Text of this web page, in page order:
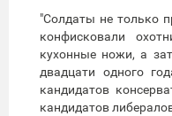
"Солдаты не только
конфисковали
кухонные ножи, а
двадцати одного
кандидатов
кандидатов